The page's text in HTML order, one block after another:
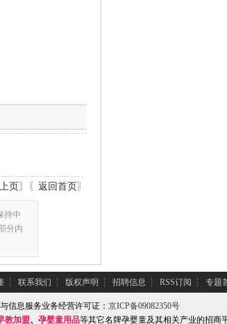
页〗〖 返回首页〗
持中
分内
┆ 联系我们 ┆ 版权声明 ┆ 招聘信息 ┆ RSS订阅 ┆ 专题
与信息服务业务经营许可证： 京ICP备09082350号
教加盟、 孕婴童用品等其它名牌孕婴童及其相关产业的招商